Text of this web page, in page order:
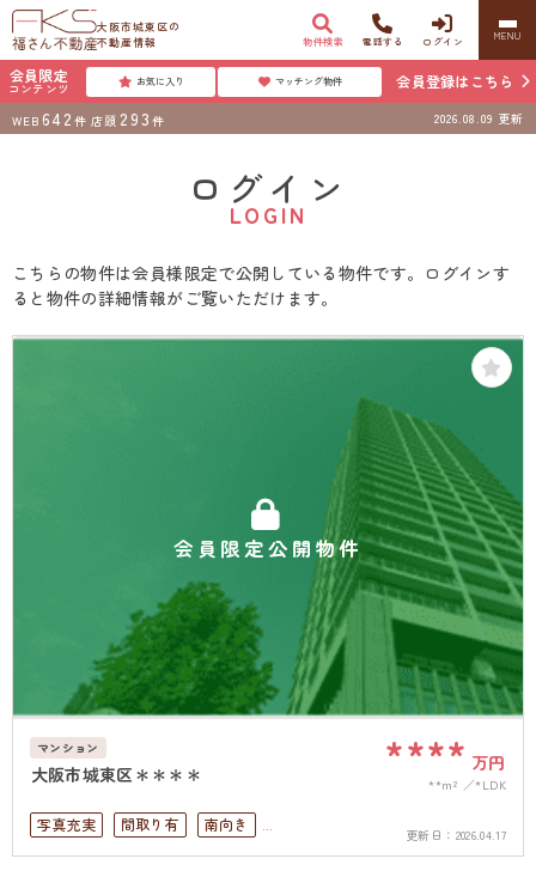
大阪市城東区の
不動産情報
物件検索 電話する ログイン MENU
会員限定
コンテンツ お気に入り マッチング物件 会員登録はこちら
WEB 642 件 店頭 293 件 2026.08.09 更新
ログイン
LOGIN
こちらの物件は会員様限定で公開している物件です。ログインす
ると物件の詳細情報がご覧いただけます。
会員限定公開物件
マンション
大阪市城東区＊＊＊＊ **** 万円
**m² *LDK
写真充実 間取り有
南向き
リフォーム済
駅徒歩10分以内
高層階
更新日： 2026.04.17